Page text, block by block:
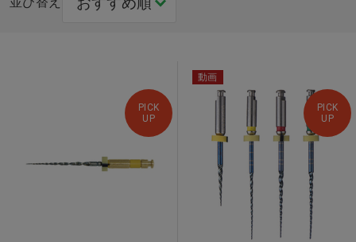
PICK
UP
PICK
UP
動画